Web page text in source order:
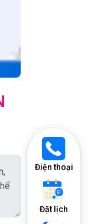
Điện thoại
Đặt lịch